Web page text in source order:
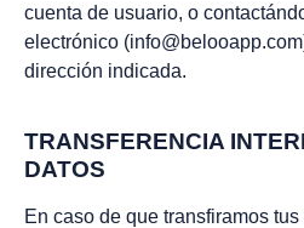
cuenta de usuario, o
electrónico
dirección indicada.
TRANSFERENCIA
DATOS
En caso de que transfiramos